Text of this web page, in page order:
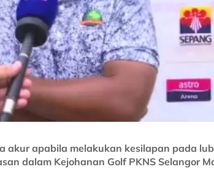
akur apabila melakukan kesilapan pada
dalam Kejohanan Golf PKNS Selangor